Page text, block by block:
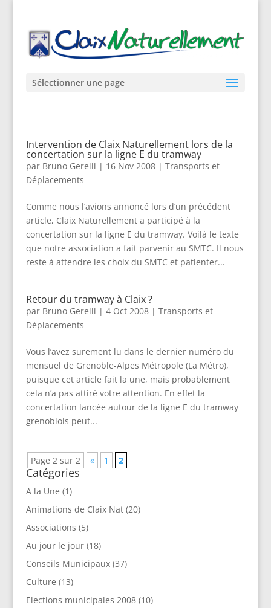
Sélectionner une page
Intervention de Claix Naturellement lors de la
concertation sur la ligne E du tramway
par Bruno Gerelli | 16 Nov 2008| Transports et
Déplacements
Comme nous l’avions annoncé lors d’un précédent
article, Claix Naturellement a participé à la
concertation sur la ligne E du tramway. Voilà le texte
que notre association a fait parvenir au SMTC. Il nous
reste à attendre les choix du SMTC et patienter...
Retour du tramway à Claix ?
par Bruno Gerelli | 4 Oct 2008| Transports et
Déplacements
Vous l’avez surement lu dans le dernier numéro du
mensuel de Grenoble-Alpes Métropole (La Métro),
puisque cet article fait la une, mais probablement
cela n’a pas attiré votre attention. En effet la
concertation lancée autour de la ligne E du tramway
grenoblois peut...
Page 2 sur 2 « 1 2
Catégories
A la Une (1)
Animations de Claix Nat(20)
Associations (5)
Au jour le jour(18)
Conseils Municipaux(37)
Culture (13)
Elections municipales 2008(10)